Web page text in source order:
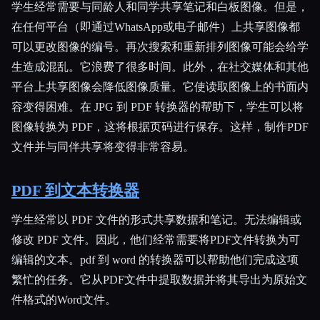
学生经常需要与同龄人和同学共享笔记和白板图像。但是，
在任何平台（即通过WhatsApp或电子邮件）上共享图像都
可以更改图像的编号。再次搜索和重新排列图像可能会给学
生造成混乱。它浪费了很多时间。此外，在社交媒体和其他
平台上共享图像会降低图像质量。它使读取图像上的书面内
容变得困难。在 JPG 到 PDF 转换器的帮助下，学生可以将
图像转换为 PDF，这将根据页码进行保存。这样，制作PDF
文件并与同伴共享将变得非常容易。
PDF 到文本转换器
学生经常以 PDF 文件的形式共享数据和笔记。无法编辑或
修改 PDF 文件。因此，他们经常需要将PDF文件转换为可
编辑的文本。pdf 到 word 的转换器可以帮助他们完成这项
繁忙的任务。它从PDF文件中提取数据并将其导出为原始文
件格式的Word文件。